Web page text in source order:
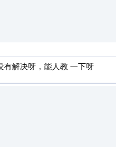
有解决呀，能人教 一下呀